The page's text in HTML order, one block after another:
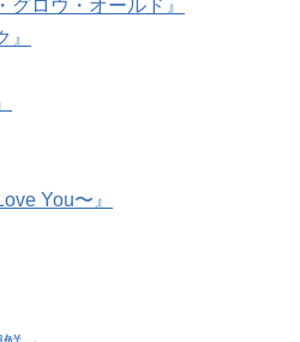
グロウ・オールド』
』
You〜』